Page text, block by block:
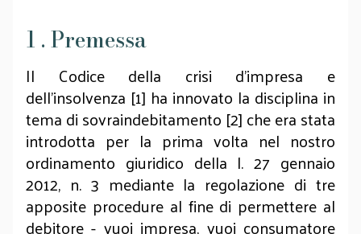
1 . Premessa
Il Codice della crisi d’impresa e
dell’insolvenza [1] ha innovato la disciplina in
tema di sovraindebitamento [2] che era stata
introdotta per la prima volta nel nostro
ordinamento giuridico della l. 27 gennaio
2012, n. 3 mediante la regolazione di tre
apposite procedure al fine di permettere al
debitore - vuoi impresa, vuoi consumatore